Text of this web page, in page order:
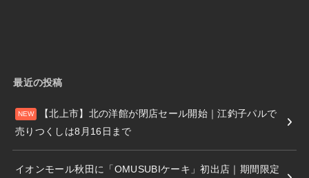
最近の投稿
【北上市】北の洋館が閉店セール開始｜江釣子パルで
売りつくしは8月16日まで
イオンモール秋田に「OMUSUBIケーキ」初出店｜期間限定